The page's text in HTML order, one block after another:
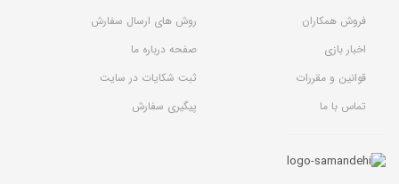
فروش همکاران
روش های ارسال سفارش
اخبار بازی
صفحه درباره ما
قوانین و مقررات
ثبت شکایات در سایت
تماس با ما
پیگیری سفارش